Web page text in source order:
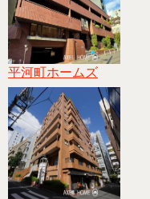
平河町ホームズ